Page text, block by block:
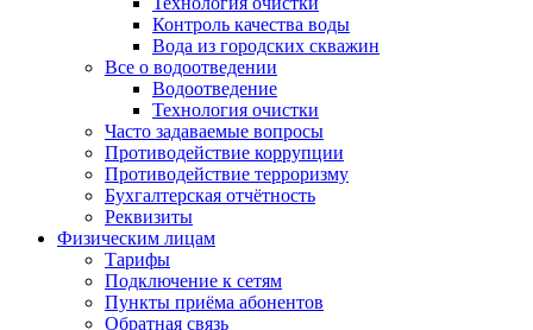
Контроль качества воды
Вода из городских скважин
Все о водоотведении
Водоотведение
Технология очистки
Часто задаваемые вопросы
Противодействие коррупции
Противодействие терроризму
Бухгалтерская отчётность
Реквизиты
Физическим лицам
Тарифы
Подключение к сетям
Пункты приёма абонентов
Обратная связь